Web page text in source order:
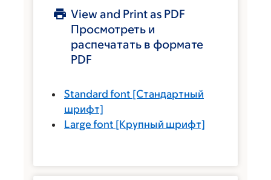
View and Print as PDF
Просмотреть и
распечатать в формате
PDF
Standard font [Стандартный
шрифт]
Large font [Крупный шрифт]